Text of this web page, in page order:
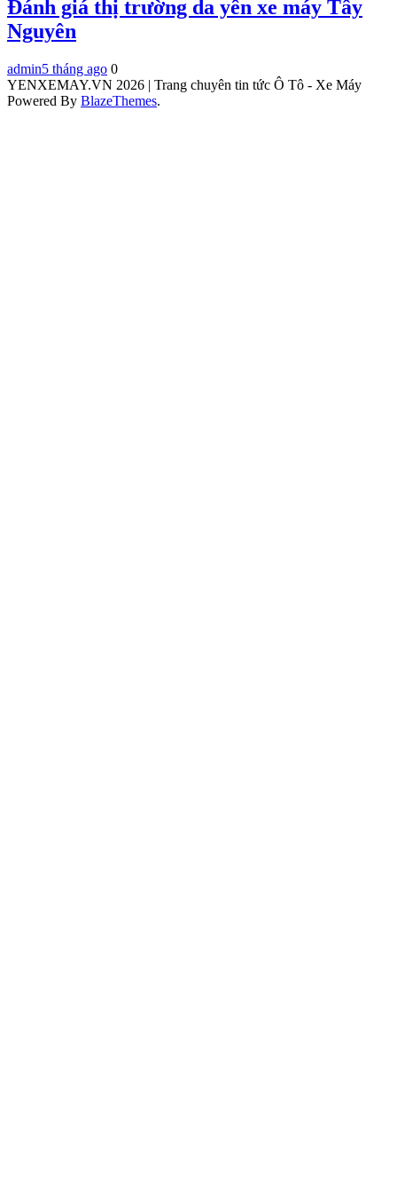
Đánh giá thị trường da yên xe máy Tây
Nguyên
admin5 tháng ago 0
YENXEMAY.VN 2026 | Trang chuyên tin tức Ô Tô - Xe Máy
Powered By BlazeThemes.